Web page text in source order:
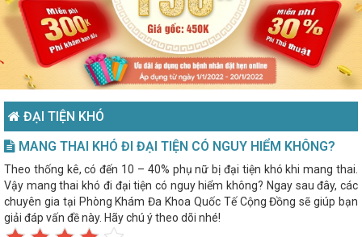
ĐẠI TIỆN KHÓ
MANG THAI KHÓ ĐI ĐẠI TIỆN CÓ NGUY HIỂM KHÔNG?
Theo thống kê, có đến 10 – 40% phụ nữ bị đại tiện khó khi mang thai.
Vậy mang thai khó đi đại tiện có nguy hiểm không? Ngay sau đây, các
chuyên gia tại Phòng Khám Đa Khoa Quốc Tế Cộng Đồng sẽ giúp bạn
giải đáp vấn đề này. Hãy chú ý theo dõi nhé!